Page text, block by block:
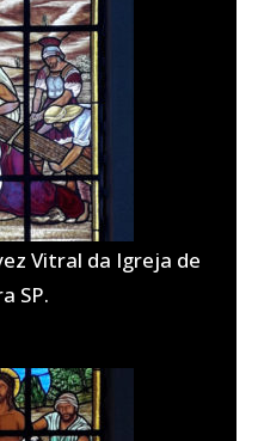
Vitral da Igreja de
SP.